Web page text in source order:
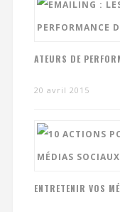
ATEURS DE
20 avril 2015
ENTRETENIR VOS